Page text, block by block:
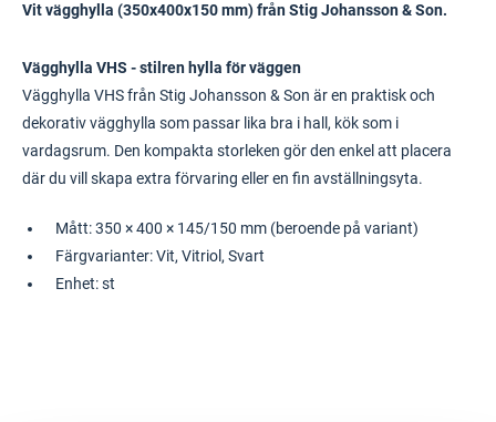
Vit vägghylla (350x400x150 mm) från Stig Johansson & Son.
Vägghylla VHS - stilren hylla för väggen
Vägghylla VHS från Stig Johansson & Son är en praktisk och
dekorativ vägghylla som passar lika bra i hall, kök som i
vardagsrum. Den kompakta storleken gör den enkel att placera
där du vill skapa extra förvaring eller en fin avställningsyta.
Mått: 350 × 400 × 145/150 mm (beroende på variant)
Färgvarianter: Vit, Vitriol, Svart
Enhet: st